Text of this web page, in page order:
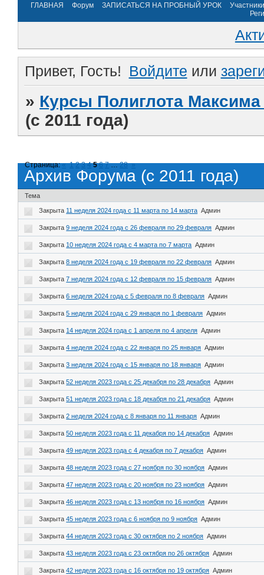
ГЛАВНАЯ Форум ЗАПИСАТЬСЯ НА ПРОБНЫЙ УРОК
Участники
Привет, Гость! Войдите или
» Курсы Полиглота
(с 2011 года)
Архив Форума (с 2011 года)
Страница:« 1 2 3 4 5 6 7 … 28 »
Тема
Закрыта 11 неделя 2024 года с 11 марта по 14 марта Админ
Закрыта9 неделя 2024 года с 26 февраля по 29 февраля Админ
Закрыта 10 неделя 2024 года с 4 марта по 7 марта Админ
Закрыта8 неделя 2024 года с 19 февраля по 22 февраля Админ
Закрыта7 неделя 2024 года с 12 февраля по 15 февраля Админ
Закрыта6 неделя 2024 года с 5 февраля по 8 февраля Админ
Закрыта5 неделя 2024 года с 29 января по 1 февраля Админ
Закрыта 14 неделя 2024 года с 1 апреля по 4 апреля Админ
Закрыта4 неделя 2024 года с 22 января по 25 января Админ
Закрыта3 неделя 2024 года с 15 января по 18 января Админ
Закрыта52 неделя 2023 года с 25 декабря по 28 декабря Админ
Закрыта51 неделя 2023 года с 18 декабря по 21 декабря Админ
Закрыта2 неделя 2024 года с 8 января по 11 января Админ
Закрыта50 неделя 2023 года с 11 декабря по 14 декабря Админ
Закрыта49 неделя 2023 года с 4 декабря по 7 декабря Админ
Закрыта48 неделя 2023 года с 27 ноября по 30 ноября Админ
Закрыта47 неделя 2023 года с 20 ноября по 23 ноября Админ
Закрыта46 неделя 2023 года с 13 ноября по 16 ноября Админ
Закрыта45 неделя 2023 года с 6 ноября по 9 ноября Админ
Закрыта44 неделя 2023 года с 30 октября по 2 ноября Админ
Закрыта43 неделя 2023 года с 23 октября по 26 октября Админ
Закрыта42 неделя 2023 года с 16 октября по 19 октября Админ